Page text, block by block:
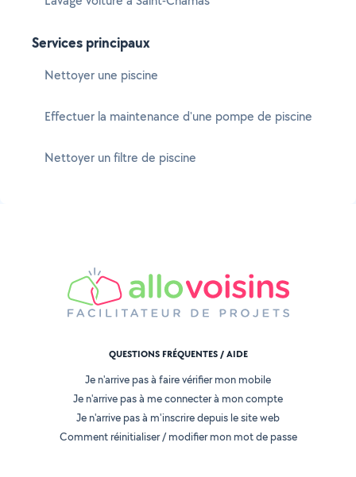
Services principaux
Nettoyer une piscine
Effectuer la maintenance d'une pompe de piscine
Nettoyer un filtre de piscine
QUESTIONS FRÉQUENTES / AIDE
Je n'arrive pas à faire vérifier mon mobile
Je n'arrive pas à me connecter à mon compte
Je n'arrive pas à m'inscrire depuis le site web
Comment réinitialiser / modifier mon mot de passe